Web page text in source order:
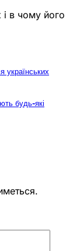
і в чому його
українських
будь-які